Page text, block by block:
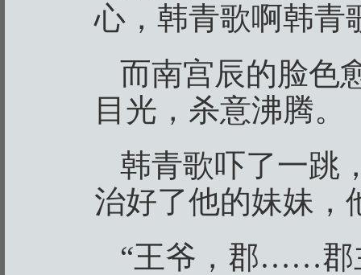
心，韩青歌啊韩青
而南宫辰的脸色
目光，杀意沸腾。
韩青歌吓了一跳
治好了他的妹妹，
“王爷，郡……郡